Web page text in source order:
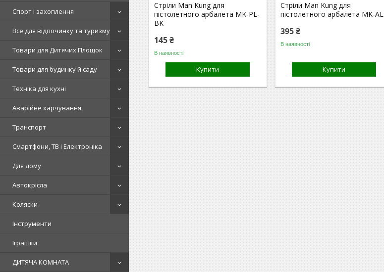
Спорт і захоплення
Все для відпочинку та туризму
Товари для Дитячих Площок
Товари для будинку й саду
Техніка для кухні
Аварійне харчування
Транспорт
Смартфони, ТВ і Електроніка
Для дому
Автокрісла
Коляски
Інструменти
Іграшки
ДИТЯЧА КОМНАТА
Стріли Man Kung для
пістолетного арбалета MK-PL-
BK
145 ₴
В наявності
Купити
Стріли Man Kung для
пістолетного арбалета MK-AL
395 ₴
В наявності
Купити